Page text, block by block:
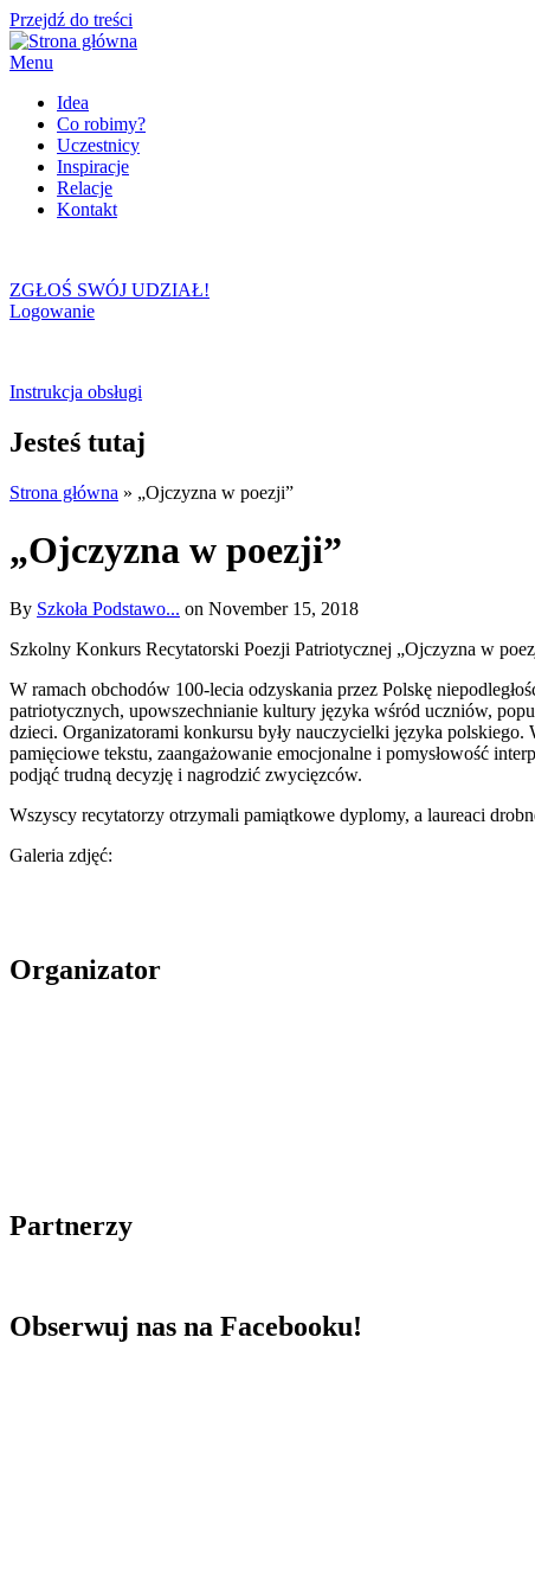
Przejdź do treści
Menu
Idea
Co robimy?
Uczestnicy
Inspiracje
Relacje
Kontakt
ZGŁOŚ SWÓJ UDZIAŁ!
Logowanie
Instrukcja obsługi
Jesteś tutaj
Strona główna » „Ojczyzna w poezji”
„Ojczyzna w poezji”
By Szkoła Podstawo... on November 15, 2018
Szkolny Konkurs Recytatorski Poezji Patriotycznej „Ojczyzna w
W ramach obchodów 100-lecia odzyskania przez Polskę
patriotycznych, upowszechnianie kultury języka wśród uczniów,
dzieci. Organizatorami konkursu były nauczycielki języka
pamięciowe tekstu, zaangażowanie emocjonalne i pomysłowość
podjąć trudną decyzję i nagrodzić zwycięzców.
Wszyscy recytatorzy otrzymali pamiątkowe dyplomy, a laureaci
Galeria zdjęć:
Organizator
Partnerzy
Obserwuj nas na Facebooku!